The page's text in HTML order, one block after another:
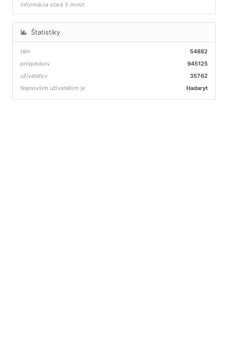
informácia stará 5 minút
Štatistiky
54882
tém
945125
príspevkov
35762
užívateľov
Najnovším užívateľom je
Hadaryt